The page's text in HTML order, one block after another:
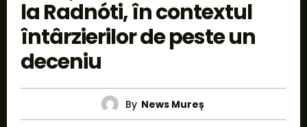
la Radnóti, în contextul
întârzierilor de peste un
deceniu
By News Mureș